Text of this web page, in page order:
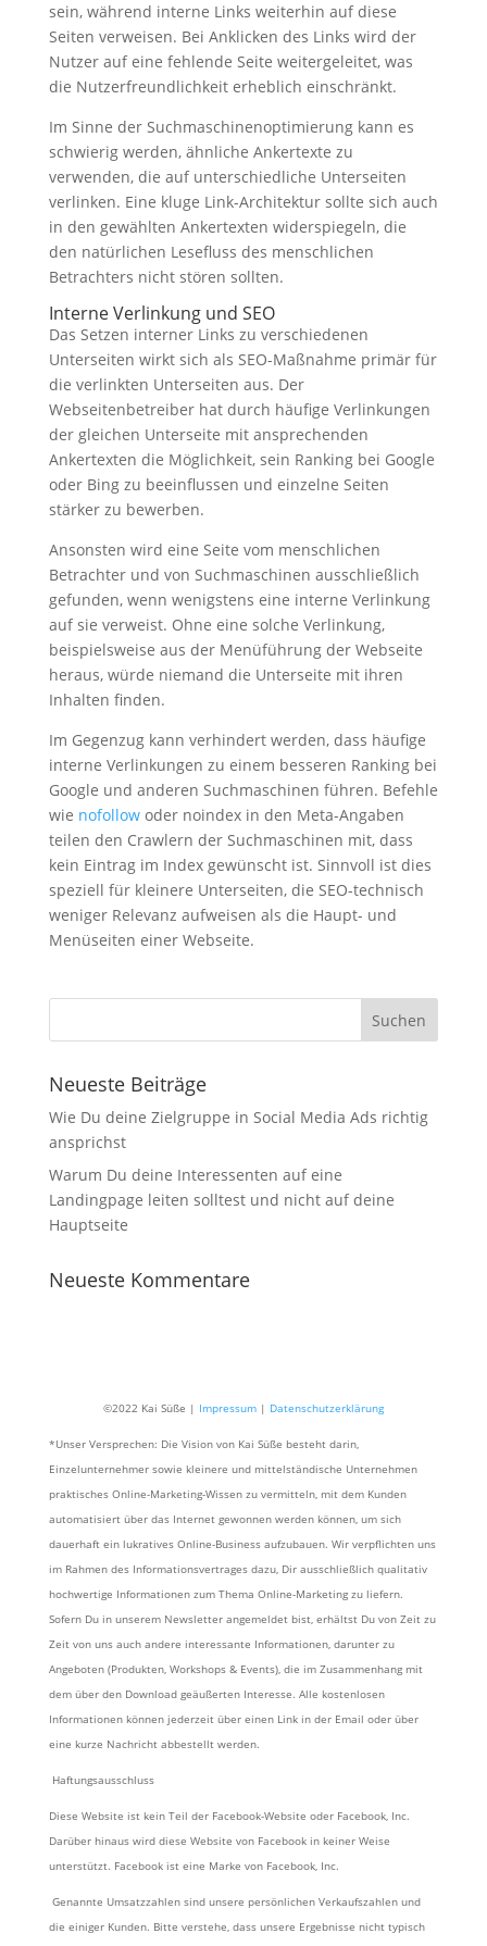
sein, während interne Links weiterhin auf diese
Seiten verweisen. Bei Anklicken des Links wird der
Nutzer auf eine fehlende Seite weitergeleitet, was
die Nutzerfreundlichkeit erheblich einschränkt.
Im Sinne der Suchmaschinenoptimierung kann es
schwierig werden, ähnliche Ankertexte zu
verwenden, die auf unterschiedliche Unterseiten
verlinken. Eine kluge Link-Architektur sollte sich auch
in den gewählten Ankertexten widerspiegeln, die
den natürlichen Lesefluss des menschlichen
Betrachters nicht stören sollten.
Interne Verlinkung und SEO
Das Setzen interner Links zu verschiedenen
Unterseiten wirkt sich als SEO-Maßnahme primär für
die verlinkten Unterseiten aus. Der
Webseitenbetreiber hat durch häufige Verlinkungen
der gleichen Unterseite mit ansprechenden
Ankertexten die Möglichkeit, sein Ranking bei Google
oder Bing zu beeinflussen und einzelne Seiten
stärker zu bewerben.
Ansonsten wird eine Seite vom menschlichen
Betrachter und von Suchmaschinen ausschließlich
gefunden, wenn wenigstens eine interne Verlinkung
auf sie verweist. Ohne eine solche Verlinkung,
beispielsweise aus der Menüführung der Webseite
heraus, würde niemand die Unterseite mit ihren
Inhalten finden.
Im Gegenzug kann verhindert werden, dass häufige
interne Verlinkungen zu einem besseren Ranking bei
Google und anderen Suchmaschinen führen. Befehle
wie nofollowoder noindex in den Meta-Angaben
teilen den Crawlern der Suchmaschinen mit, dass
kein Eintrag im Index gewünscht ist. Sinnvoll ist dies
speziell für kleinere Unterseiten, die SEO-technisch
weniger Relevanz aufweisen als die Haupt- und
Menüseiten einer Webseite.
Neueste Beiträge
Wie Du deine Zielgruppe in Social Media Ads richtig
ansprichst
Warum Du deine Interessenten auf eine
Landingpage leiten solltest und nicht auf deine
Hauptseite
Neueste Kommentare
©2022 Kai Süße | Impressum| Datenschutzerklärung
*Unser Versprechen: Die Vision von Kai Süße besteht darin,
Einzelunternehmer sowie kleinere und mittelständische Unternehmen
praktisches Online-Marketing-Wissen zu vermitteln, mit dem Kunden
automatisiert über das Internet gewonnen werden können, um sich
dauerhaft ein lukratives Online-Business aufzubauen. Wir verpflichten uns
im Rahmen des Informationsvertrages dazu, Dir ausschließlich qualitativ
hochwertige Informationen zum Thema Online-Marketing zu liefern.
Sofern Du in unserem Newsletter angemeldet bist, erhältst Du von Zeit zu
Zeit von uns auch andere interessante Informationen, darunter zu
Angeboten (Produkten, Workshops & Events), die im Zusammenhang mit
dem über den Download geäußerten Interesse. Alle kostenlosen
Informationen können jederzeit über einen Link in der Email oder über
eine kurze Nachricht abbestellt werden.
Haftungsausschluss
Diese Website ist kein Teil der Facebook-Website oder Facebook, Inc.
Darüber hinaus wird diese Website von Facebook in keiner Weise
unterstützt. Facebook ist eine Marke von Facebook, Inc.
Genannte Umsatzzahlen sind unsere persönlichen Verkaufszahlen und
die einiger Kunden. Bitte verstehe, dass unsere Ergebnisse nicht typisch